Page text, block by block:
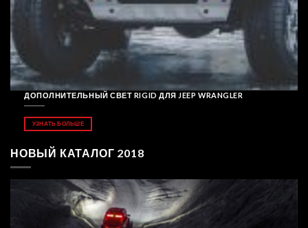
ДОПОЛНИТЕЛЬНЫЙ СВЕТ RIGID ДЛЯ JEEP WRANGLER
УЗНАТЬ БОЛЬШЕ
НОВЫЙ КАТАЛОГ 2018